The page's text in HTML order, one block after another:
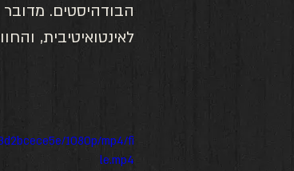
הבודהיסטים.
לאינטואיטיבית,
1080p/mp4/fi
le.mp4